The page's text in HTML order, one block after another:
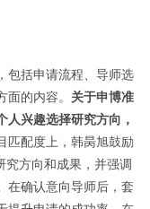
包括申请流程、导师选
的内容。 关于申博准
人兴趣选择研究方向，
匹配度上，韩昺旭鼓励
方向和成果，并强调
在确认意向导师后，套